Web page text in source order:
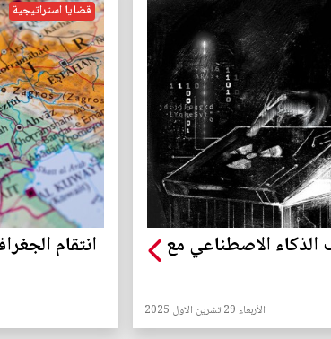
الاصطناعي مع
الأربعاء 29 تشرين الاول 2025
قضايا استراتيجية
انتقام